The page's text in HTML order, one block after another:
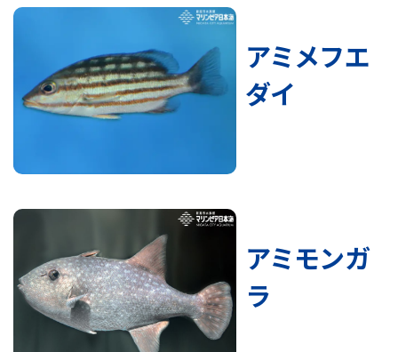
アミメフエ
ダイ
アミモンガ
ラ